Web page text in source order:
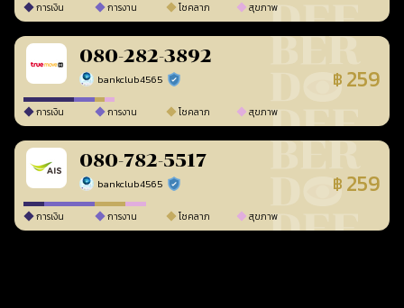
การเงิน การงาน โชคลาภ สุขภาพ
080-282-3892
bankclub4565 ร้านยืนยันแล้ว ฿ 259
การเงิน การงาน โชคลาภ สุขภาพ
080-782-5517
bankclub4565 ร้านยืนยันแล้ว ฿ 259
การเงิน การงาน โชคลาภ สุขภาพ